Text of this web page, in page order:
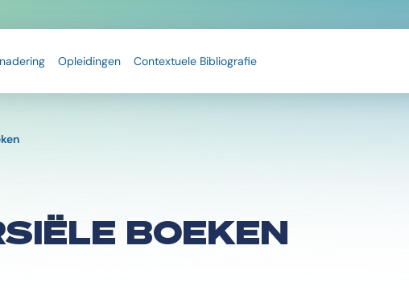
Opleidingen Contextuele Bibliografie
BOEKEN